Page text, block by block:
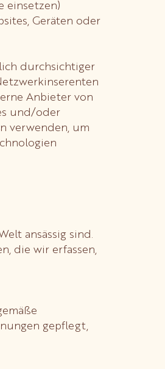
einsetzen)
Geräten oder
durchsichtiger
Anbieter von
und/oder
verwenden, um
ansässig sind.
die wir erfassen,
gepflegt,